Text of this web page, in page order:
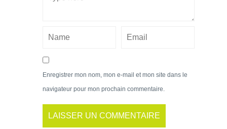
Enregistrer mon nom, mon e-mail et mon site dans le
navigateur pour mon prochain commentaire.